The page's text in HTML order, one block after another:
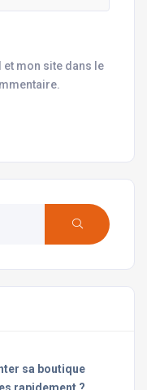
mon site dans le
sa boutique
rapidement ?